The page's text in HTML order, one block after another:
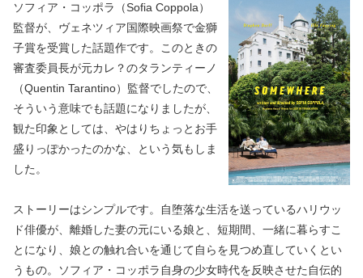
ソフィア・コッポラ（Sofia Coppola）
監督が、ヴェネツィア国際映画祭で金獅
子賞を受賞した話題作です。このときの
審査委員長が元カレ？のタランティーノ
（Quentin Tarantino）監督でしたので、
そういう意味でも話題になりましたが、
観た印象としては、やはりちょっとお手
盛りっぽかったのかな、という気もしま
した。
ストーリーはシンプルです。自堕落な生活を送っているハリウッ
ド俳優が、離婚した妻の元にいる娘と、短期間、一緒に暮らすこ
とになり、娘との触れ合いを通じて自らを見つめ直していくとい
うもの。ソフィア・コッポラ自身の少女時代を反映させた自伝的